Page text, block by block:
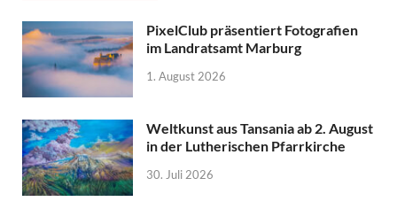
PixelClub präsentiert Fotografien
im Landratsamt Marburg
1. August 2026
Weltkunst aus Tansania ab 2. August
in der Lutherischen Pfarrkirche
30. Juli 2026